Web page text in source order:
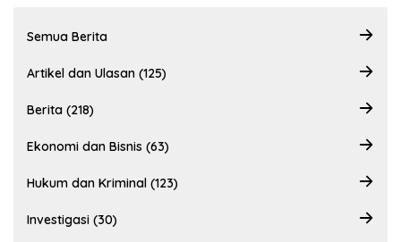
Semua Berita
Artikel dan Ulasan (125)
Berita (218)
Ekonomi dan Bisnis (63)
Hukum dan Kriminal (123)
Investigasi (30)